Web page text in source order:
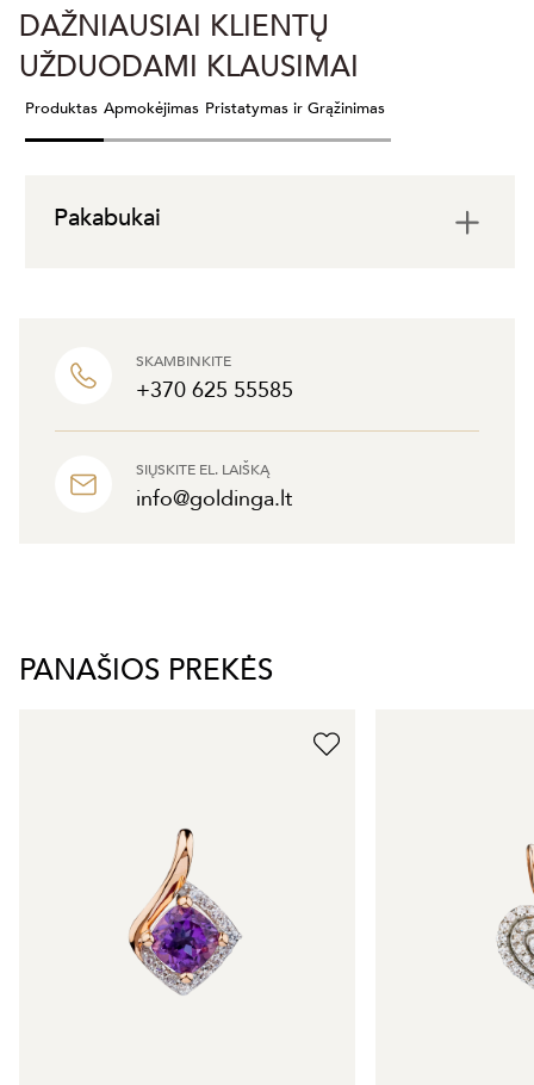
SKAMBINKITE
+370 625 55585
SIŲSKITE EL. LAIŠKĄ
info@goldinga.lt
DAŽNIAUSIAI KLIENTŲ
UŽDUODAMI KLAUSIMAI
Produktas Apmokėjimas Pristatymas ir Grąžinimas
Pakabukai
PANAŠIOS PREKĖS